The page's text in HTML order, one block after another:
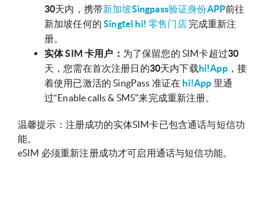
30天内，携带新加坡Singpass验证身份APP前往
新加坡任何的Singtel hi! 零售门店完成重新注
册。
实体 SIM 卡用户： 为了保留您的 SIM卡超过30
天，您需在首次注册日的30天内下载hi!App，接
着使用已激活的 SingPass 准证在 hi!App 里通
过“Enable calls & SMS"来完成重新注册。
温馨提示：注册成功的实体SIM卡已包含通话与短信功
能。
eSIM 必须重新注册成功才可启用通话与短信功能。